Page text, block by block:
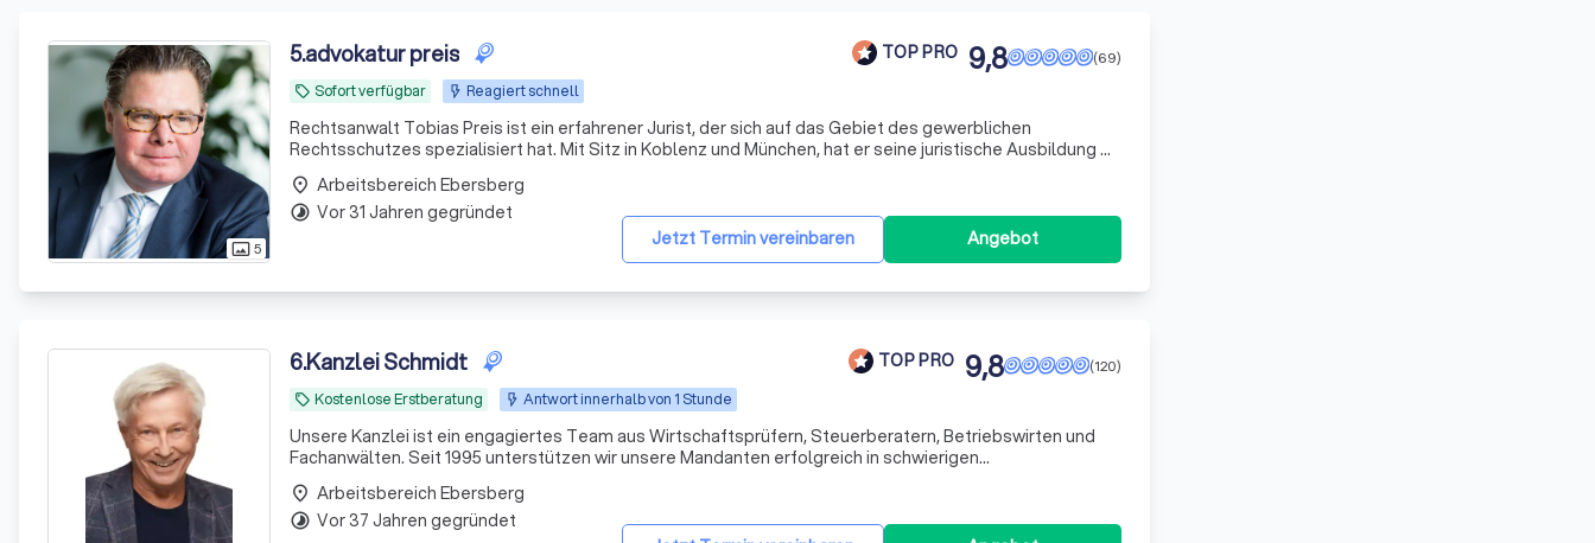
photo_size_select_actual5
5.advokatur preis TOP PRO
local_offer Sofort verfügbar Reagiert schnell
(69)
9,8
Rechtsanwalt Tobias Preis ist ein erfahrener Jurist, der sich auf das Gebiet des gewerblichen
Rechtsschutzes spezialisiert hat. Mit Sitz in Koblenz und München, hat er seine juristische Ausbildung an
der renommierten Johannes-Gutenberg-Universität Mainz absolviert und ist seit 1995 als Rechtsanwalt
Jetzt Termin vereinbaren Angebot
place Arbeitsbereich Ebersberg
timelapse Vor 31 Jahren gegründet
6.Kanzlei Schmidt TOP PRO
local_offer Kostenlose Erstberatung Antwort innerhalb von 1 Stunde
(120)
9,8
Unsere Kanzlei ist ein engagiertes Team aus Wirtschaftsprüfern, Steuerberatern, Betriebswirten und
Fachanwälten. Seit 1995 unterstützen wir unsere Mandanten erfolgreich in schwierigen
Finanzsituationen. Wir sehen uns nicht nur als Ansprechpartner, sondern auch als Ratgeber und
Umsetzer von Lösungen.
place Arbeitsbereich Ebersberg
timelapse Vor 37 Jahren gegründet